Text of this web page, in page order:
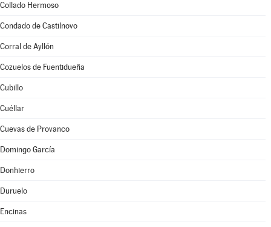
Collado Hermoso
Condado de Castilnovo
Corral de Ayllón
Cozuelos de Fuentidueña
Cubillo
Cuéllar
Cuevas de Provanco
Domingo García
Donhierro
Duruelo
Encinas